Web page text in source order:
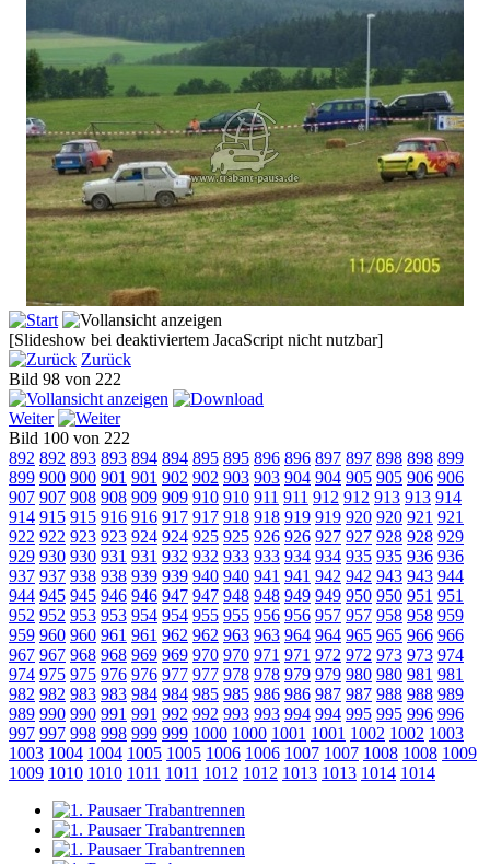
[Slideshow bei deaktiviertem JacaScript nicht nutzbar]
Zurück
Bild 98 von 222
Weiter
Bild 100 von 222
892 892 893 893 894 894 895 895 896 896 897 897 898 898 899
899 900 900 901 901 902 902 903 903 904 904 905 905 906 906
907 907 908 908 909 909 910 910 911 911 912 912 913 913 914
914 915 915 916 916 917 917 918 918 919 919 920 920 921 921
922 922 923 923 924 924 925 925 926 926 927 927 928 928 929
929 930 930 931 931 932 932 933 933 934 934 935 935 936 936
937 937 938 938 939 939 940 940 941 941 942 942 943 943 944
944 945 945 946 946 947 947 948 948 949 949 950 950 951 951
952 952 953 953 954 954 955 955 956 956 957 957 958 958 959
959 960 960 961 961 962 962 963 963 964 964 965 965 966 966
967 967 968 968 969 969 970 970 971 971 972 972 973 973 974
974 975 975 976 976 977 977 978 978 979 979 980 980 981 981
982 982 983 983 984 984 985 985 986 986 987 987 988 988 989
989 990 990 991 991 992 992 993 993 994 994 995 995 996 996
997 997 998 998 999 999 1000 1000 1001 1001 1002 1002 1003
1003 1004 1004 1005 1005 1006 1006 1007 1007 1008 1008 1009
1009 1010 1010 1011 1011 1012 1012 1013 1013 1014 1014